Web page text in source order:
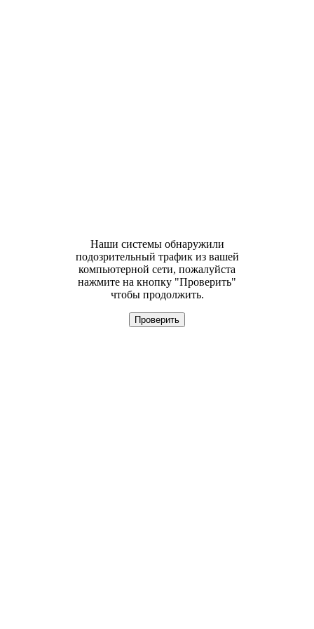
Наши системы обнаружили
подозрительный трафик из вашей
компьютерной сети, пожалуйста
нажмите на кнопку "Проверить"
чтобы продолжить.